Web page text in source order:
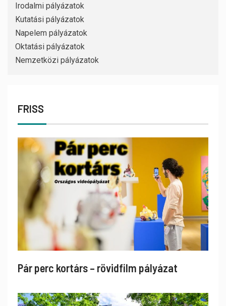
Irodalmi pályázatok
Kutatási pályázatok
Napelem pályázatok
Oktatási pályázatok
Nemzetközi pályázatok
FRISS
Pár perc kortárs – rövidfilm pályázat